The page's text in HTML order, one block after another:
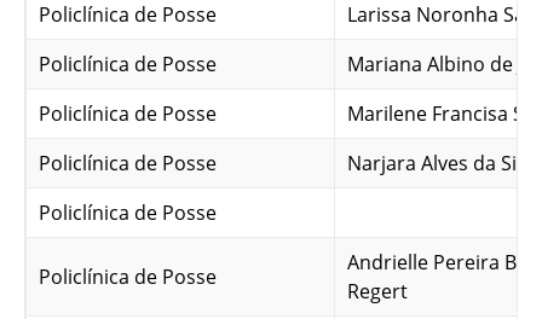
Policlínica de Posse
Larissa Noronha
Policlínica de Posse
Mariana Albino de
Policlínica de Posse
Marilene Francisa S.
Policlínica de Posse
Narjara Alves da Silva
Policlínica de Posse
Policlínica de Posse
Andrielle Pereira
Regert